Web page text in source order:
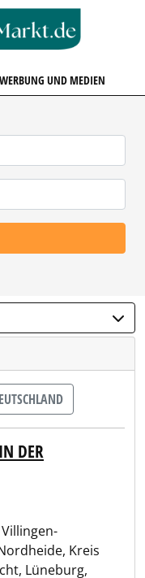
UND MEDIEN
DER
Kreis
Lüneburg,